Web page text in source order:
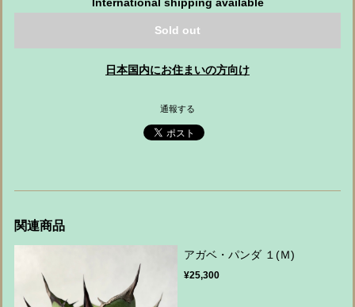
International shipping available
Sold out
日本国内にお住まいの方向け
通報する
関連商品
アガベ・パンダ １(Ｍ)
¥25,300